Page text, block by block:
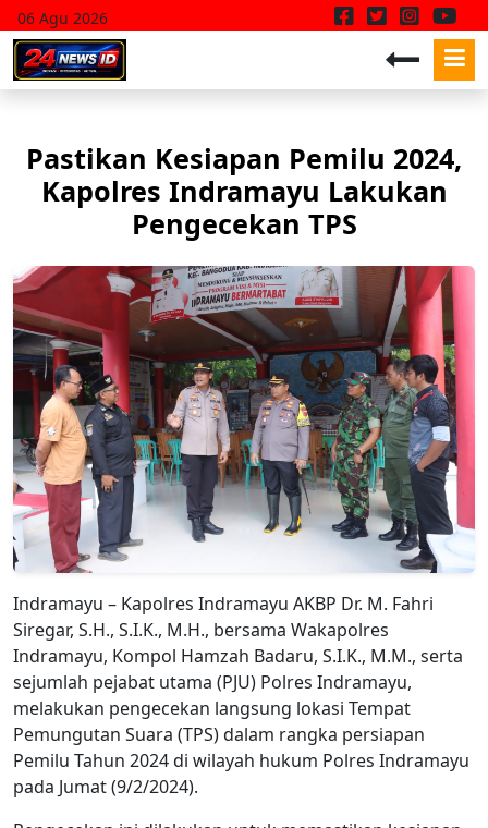
06 Agu 2026
Pastikan Kesiapan Pemilu 2024,
Kapolres Indramayu Lakukan
Pengecekan TPS
Indramayu – Kapolres Indramayu AKBP Dr. M. Fahri
Siregar, S.H., S.I.K., M.H., bersama Wakapolres
Indramayu, Kompol Hamzah Badaru, S.I.K., M.M., serta
sejumlah pejabat utama (PJU) Polres Indramayu,
melakukan pengecekan langsung lokasi Tempat
Pemungutan Suara (TPS) dalam rangka persiapan
Pemilu Tahun 2024 di wilayah hukum Polres Indramayu
pada Jumat (9/2/2024).